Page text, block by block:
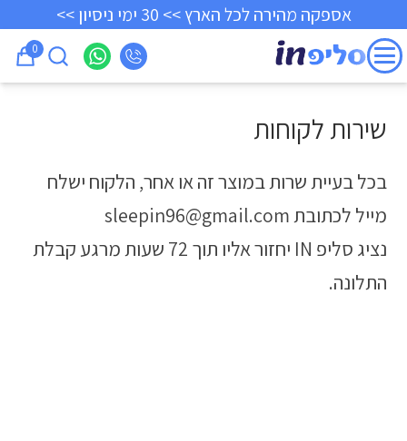
אספקה מהירה לכל הארץ >> 30 ימי ניסיון >>
0
שירות לקוחות
בכל בעיית שרות במוצר זה או אחר, הלקוח ישלח
מייל לכתובת sleepin96@gmail.com
נציג סליפ IN יחזור אליו תוך 72 שעות מרגע קבלת
התלונה.